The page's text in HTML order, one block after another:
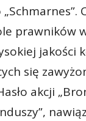
prawników
jakości
się
akcji